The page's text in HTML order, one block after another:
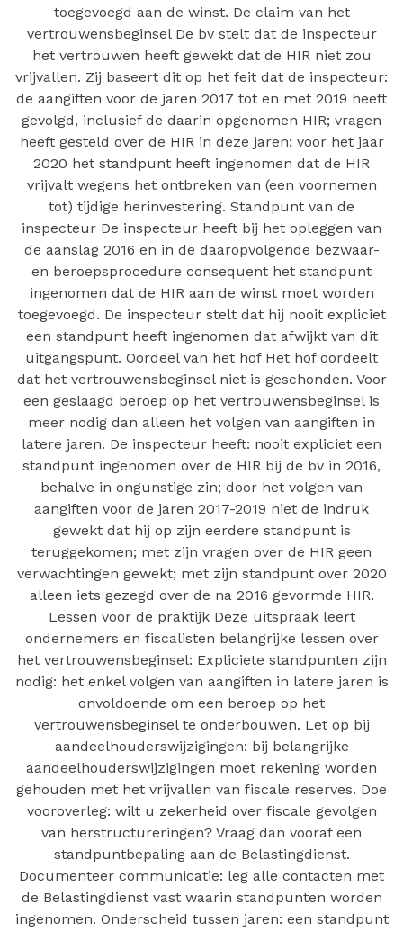
toegevoegd aan de winst. De claim van het
vertrouwensbeginsel De bv stelt dat de inspecteur
het vertrouwen heeft gewekt dat de HIR niet zou
vrijvallen. Zij baseert dit op het feit dat de inspecteur:
de aangiften voor de jaren 2017 tot en met 2019 heeft
gevolgd, inclusief de daarin opgenomen HIR; vragen
heeft gesteld over de HIR in deze jaren; voor het jaar
2020 het standpunt heeft ingenomen dat de HIR
vrijvalt wegens het ontbreken van (een voornemen
tot) tijdige herinvestering. Standpunt van de
inspecteur De inspecteur heeft bij het opleggen van
de aanslag 2016 en in de daaropvolgende bezwaar-
en beroepsprocedure consequent het standpunt
ingenomen dat de HIR aan de winst moet worden
toegevoegd. De inspecteur stelt dat hij nooit expliciet
een standpunt heeft ingenomen dat afwijkt van dit
uitgangspunt. Oordeel van het hof Het hof oordeelt
dat het vertrouwensbeginsel niet is geschonden. Voor
een geslaagd beroep op het vertrouwensbeginsel is
meer nodig dan alleen het volgen van aangiften in
latere jaren. De inspecteur heeft: nooit expliciet een
standpunt ingenomen over de HIR bij de bv in 2016,
behalve in ongunstige zin; door het volgen van
aangiften voor de jaren 2017-2019 niet de indruk
gewekt dat hij op zijn eerdere standpunt is
teruggekomen; met zijn vragen over de HIR geen
verwachtingen gewekt; met zijn standpunt over 2020
alleen iets gezegd over de na 2016 gevormde HIR.
Lessen voor de praktijk Deze uitspraak leert
ondernemers en fiscalisten belangrijke lessen over
het vertrouwensbeginsel: Expliciete standpunten zijn
nodig: het enkel volgen van aangiften in latere jaren is
onvoldoende om een beroep op het
vertrouwensbeginsel te onderbouwen. Let op bij
aandeelhouderswijzigingen: bij belangrijke
aandeelhouderswijzigingen moet rekening worden
gehouden met het vrijvallen van fiscale reserves. Doe
vooroverleg: wilt u zekerheid over fiscale gevolgen
van herstructureringen? Vraag dan vooraf een
standpuntbepaling aan de Belastingdienst.
Documenteer communicatie: leg alle contacten met
de Belastingdienst vast waarin standpunten worden
ingenomen. Onderscheid tussen jaren: een standpunt